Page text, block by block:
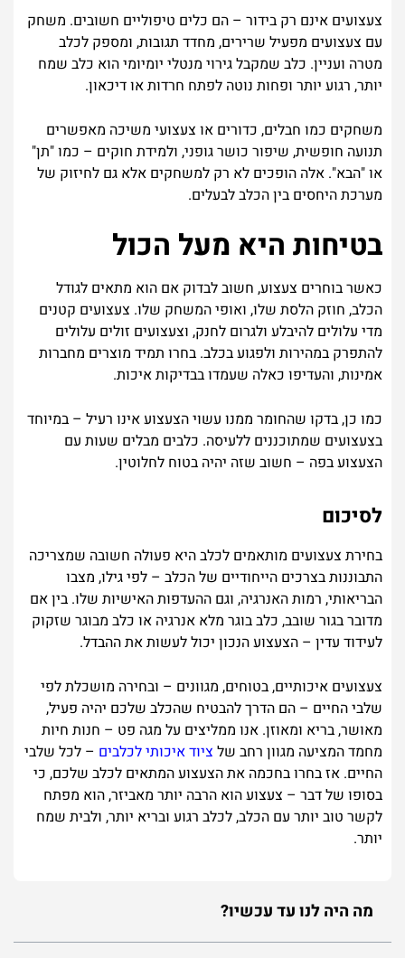
צעצועים אינם רק בידור – הם כלים טיפוליים חשובים. משחק
עם צעצועים מפעיל שרירים, מחדד תגובות, ומספק לכלב
מטרה ועניין. כלב שמקבל גירוי מנטלי יומיומי הוא כלב שמח
יותר, רגוע יותר ופחות נוטה לפתח חרדות או דיכאון.
משחקים כמו חבלים, כדורים או צעצועי משיכה מאפשרים
תנועה חופשית, שיפור כושר גופני, ולמידת חוקים – כמו "תן"
או "הבא". אלה הופכים לא רק למשחקים אלא גם לחיזוק של
מערכת היחסים בין הכלב לבעלים.
בטיחות היא מעל הכול
כאשר בוחרים צעצוע, חשוב לבדוק אם הוא מתאים לגודל
הכלב, חוזק הלסת שלו, ואופי המשחק שלו. צעצועים קטנים
מדי עלולים להיבלע ולגרום לחנק, וצעצועים זולים עלולים
להתפרק במהירות ולפגוע בכלב. בחרו תמיד מוצרים מחברות
אמינות, והעדיפו כאלה שעמדו בבדיקות איכות.
כמו כן, בדקו שהחומר ממנו עשוי הצעצוע אינו רעיל – במיוחד
בצעצועים שמתוכננים ללעיסה. כלבים מבלים שעות עם
הצעצוע בפה – חשוב שזה יהיה בטוח לחלוטין.
לסיכום
בחירת צעצועים מותאמים לכלב היא פעולה חשובה שמצריכה
התבוננות בצרכים הייחודיים של הכלב – לפי גילו, מצבו
הבריאותי, רמות האנרגיה, וגם ההעדפות האישיות שלו. בין אם
מדובר בגור שובב, כלב בוגר מלא אנרגיה או כלב מבוגר שזקוק
לעידוד עדין – הצעצוע הנכון יכול לעשות את ההבדל.
צעצועים איכותיים, בטוחים, מגוונים – ובחירה מושכלת לפי
שלבי החיים – הם הדרך להבטיח שהכלב שלכם יהיה פעיל,
מאושר, בריא ומאוזן. אנו ממליצים על מגה פט – חנות חיות
מחמד המציעה מגוון רחב של ציוד איכותי לכלבים – לכל שלבי
החיים. אז בחרו בחכמה את הצעצוע המתאים לכלב שלכם, כי
בסופו של דבר – צעצוע הוא הרבה יותר מאביזר, הוא מפתח
לקשר טוב יותר עם הכלב, לכלב רגוע ובריא יותר, ולבית שמח
יותר.
מה היה לנו עד עכשיו?